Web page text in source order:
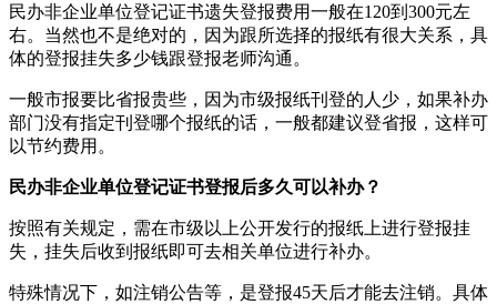
民办非企业单位登记证书遗失登报费用一般在120到300元左
右。当然也不是绝对的，因为跟所选择的报纸有很大关系，具
体的登报挂失多少钱跟登报老师沟通。
一般市报要比省报贵些，因为市级报纸刊登的人少，如果补办
部门没有指定刊登哪个报纸的话，一般都建议登省报，这样可
以节约费用。
民办非企业单位登记证书登报后多久可以补办？
按照有关规定，需在市级以上公开发行的报纸上进行登报挂
失，挂失后收到报纸即可去相关单位进行补办。
特殊情况下，如注销公告等，是登报45天后才能去注销。具体